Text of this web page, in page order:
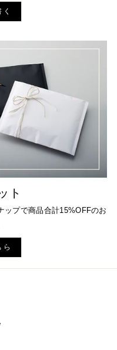
ト
ップで商品合計15%OFFのお